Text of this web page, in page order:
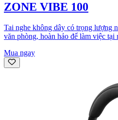
ZONE VIBE 100
Tai nghe không dây có trọng lượng
văn phòng, hoàn hảo để làm việc tại
Mua ngay